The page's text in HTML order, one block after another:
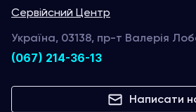
Сервійсний Центр
Україна, 03138, пр-т Валерія
(067) 214-36-13
Написати